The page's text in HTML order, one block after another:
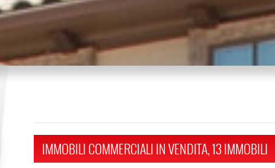
IMMOBILI COMMERCIALI IN VENDITA, 13 IMMOBILI